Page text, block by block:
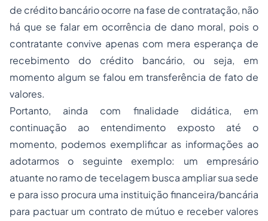
de crédito bancário ocorre na fase de contratação, não
há que se falar em ocorrência de dano moral, pois o
contratante convive apenas com mera esperança de
recebimento do crédito bancário, ou seja, em
momento algum se falou em transferência de fato de
valores.
Portanto, ainda com finalidade didática, em
continuação ao entendimento exposto até o
momento, podemos exemplificar as informações ao
adotarmos o seguinte exemplo: um empresário
atuante no ramo de tecelagem busca ampliar sua sede
e para isso procura uma instituição financeira/bancária
para pactuar um contrato de mútuo e receber valores